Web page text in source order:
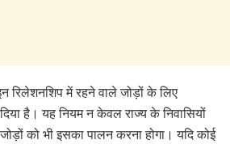
रिलेशनशिप में रहने वाले जोड़ों के लिए
है। यह नियम न केवल राज्य के निवासियों
जोड़ों को भी इसका पालन करना होगा। यदि कोई